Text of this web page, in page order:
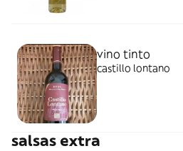
vino tinto
castillo lontano
salsas extra